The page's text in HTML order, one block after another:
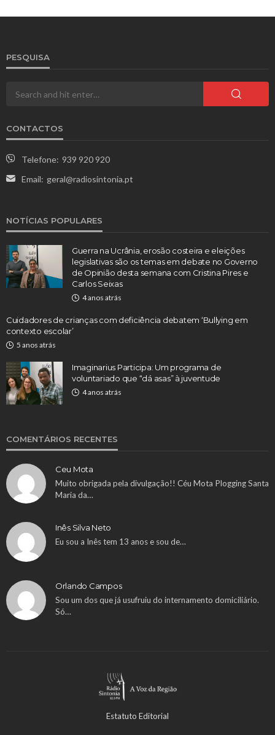
PESQUISA
CONTACTOS
Telefone: 939 920 920
Email: geral@radiosintonia.pt
NOTÍCIAS POPULARES
Guerra na Ucrânia, erosão costeira e eleições
legislativas são os temas em debate no Governo
de Opinião desta semana com Cristina Pires e
Carlos Seixas
4 anos atrás
Cuidadores de crianças com deficiência debatem ‘Bullying em
contexto escolar’
5 anos atrás
Imaginarius Participa: Um programa de
voluntariado que “dá asas” à juventude
4 anos atrás
COMENTÁRIOS RECENTES
Ceu Mota
Muito obrigada pela divulgação!! Céu Mota Plogging Santa
Maria da…
Inês Silva Neto
Eu sou a Inês tem 13 anos e sou de…
Orlando Campos
Sou um dos que já usufruiu do internamento domiciliário.
Só…
Estatuto Editorial